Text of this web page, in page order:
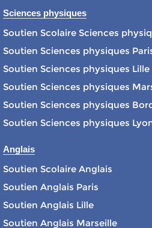
Sciences physiques
Soutien Scolaire Sciences
Soutien Sciences physiques
Soutien Sciences physiques Lille
Soutien Sciences physiques
Soutien Sciences physiques
Soutien Sciences physiques
Anglais
Soutien Scolaire Anglais
Soutien Anglais Paris
Soutien Anglais Lille
Soutien Anglais Marseille